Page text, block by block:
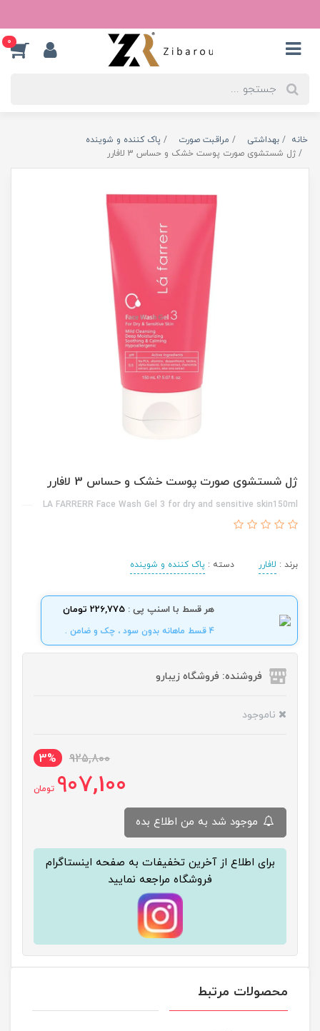
0
خانه بهداشتی مراقبت صورت
پاک کننده و شوینده
ژل شستشوی صورت پوست خشک و حساس 3 لافارر
ژل شستشوی صورت پوست خشک و حساس 3 لافارر
LA FARRERR Face Wash Gel 3 for dry and sensitive skin150ml
برند : لافارر دسته : پاک کننده و شوینده
هر قسط با اسنپ پی : 226,775 تومان
4 قسط ماهانه بدون سود ، چک و ضامن .
فروشنده: فروشگاه زیبارو
ناموجود
925,800
3%
907,100 تومان
برای اطلاع از آخرین تخفیفات به صفحه اینستاگرام
فروشگاه مراجعه نمایید
محصولات مرتبط